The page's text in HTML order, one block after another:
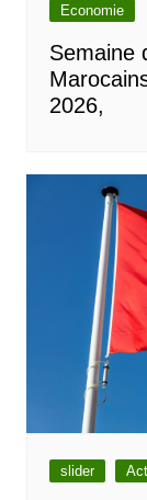
Economie
Semaine
2026,
slider